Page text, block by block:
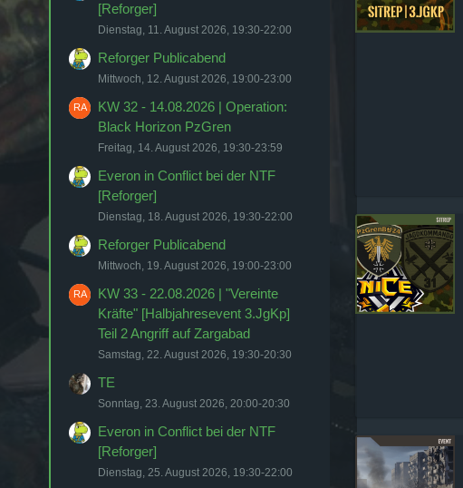
Operation:
Taohid Teil 2
JgKdo.31
Koller 22. Februar 2026
Heute ist wieder TE um 20
Uhr!
Koud
TE um 2000!
Gandi 20. März 2026
Koud 20. März 2026
Alles gute zum Geburtstag
[Reforger]
Dienstag, 11. August 2026, 19:30-22:00
Reforger Publicabend
Mittwoch, 12. August 2026, 19:00-23:00
KW 32 - 14.08.2026 | Operation:
Black Horizon PzGren
Freitag, 14. August 2026, 19:30-23:59
Everon in Conflict bei der NTF
[Reforger]
Dienstag, 18. August 2026, 19:30-22:00
Reforger Publicabend
Mittwoch, 19. August 2026, 19:00-23:00
KW 33 - 22.08.2026 | "Vereinte
Kräfte" [Halbjahresevent 3.JgKp]
Teil 2 Angriff auf Zargabad
Samstag, 22. August 2026, 19:30-20:30
TE
Sonntag, 23. August 2026, 20:00-20:30
Everon in Conflict bei der NTF
[Reforger]
Dienstag, 25. August 2026, 19:30-22:00